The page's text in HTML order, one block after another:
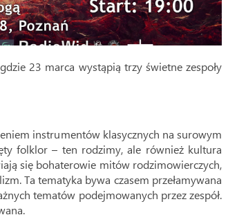
23 marca wystąpią trzy świetne zespoły
instrumentów klasycznych na surowym
folklor – ten rodzimy, ale również kultura
się bohaterowie mitów rodzimowierczych,
Ta tematyka bywa czasem przełamywana
tematów podejmowanych przez zespół.